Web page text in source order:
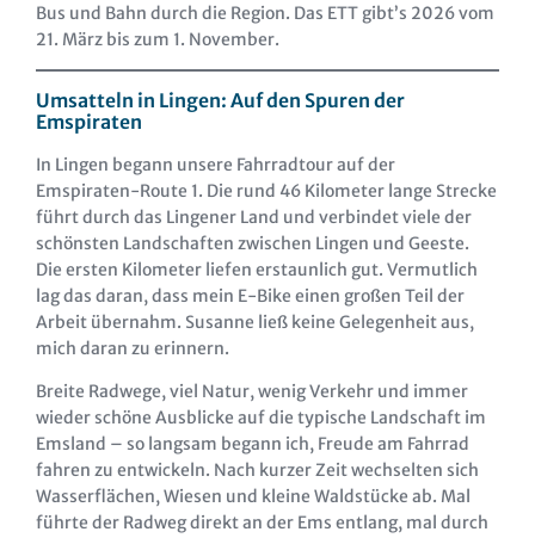
Bus und Bahn durch die Region. Das ETT gibt’s 2026 vom
21. März bis zum 1. November.
Umsatteln in Lingen: Auf den Spuren der
Emspiraten
In Lingen begann unsere Fahrradtour auf der
Emspiraten-Route 1. Die rund 46 Kilometer lange Strecke
führt durch das Lingener Land und verbindet viele der
schönsten Landschaften zwischen Lingen und Geeste.
Die ersten Kilometer liefen erstaunlich gut. Vermutlich
lag das daran, dass mein E-Bike einen großen Teil der
Arbeit übernahm. Susanne ließ keine Gelegenheit aus,
mich daran zu erinnern.
Breite Radwege, viel Natur, wenig Verkehr und immer
wieder schöne Ausblicke auf die typische Landschaft im
Emsland – so langsam begann ich, Freude am Fahrrad
fahren zu entwickeln. Nach kurzer Zeit wechselten sich
Wasserflächen, Wiesen und kleine Waldstücke ab. Mal
führte der Radweg direkt an der Ems entlang, mal durch